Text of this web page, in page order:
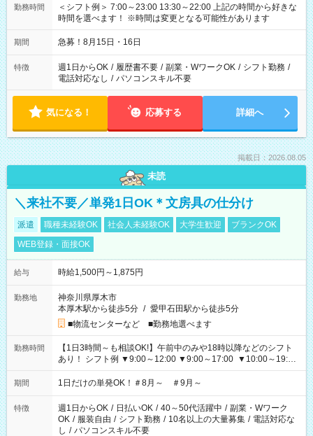
勤務時間
＜シフト例＞ 7:00～23:00 13:30～22:00 上記の時間から好きな
時間を選べます！ ※時間は変更となる可能性があります
期間 急募！8月15日・16日
特徴 週1日からOK / 履歴書不要 / 副業・WワークOK / シフト勤務 /
電話対応なし / パソコンスキル不要
気になる！ 応募する 詳細へ
掲載日：2026.08.05
未読
＼来社不要／単発1日OK＊文房具の仕分け
派遣 職種未経験OK 社会人未経験OK 大学生歓迎
ブランクOK
WEB登録・面接OK
給与 時給1,500円～1,875円
勤務地
神奈川県厚木市
本厚木駅から徒歩5分 / 愛甲石田駅から徒歩5分
■物流センターなど ■勤務地選べます
勤務時間
【1日3時間～も相談OK!】午前中のみや18時以降などのシフト
あり！ シフト例 ▼9:00～12:00 ▼9:00～17:00 ▼10:00～19:00
▼18:00～21:00
期間 1日だけの単発OK！＃8月～ ＃9月～
特徴 週1日からOK / 日払いOK / 40～50代活躍中 / 副業・Wワーク
OK / 服装自由 / シフト勤務 / 10名以上の大量募集 / 電話対応な
し / パソコンスキル不要